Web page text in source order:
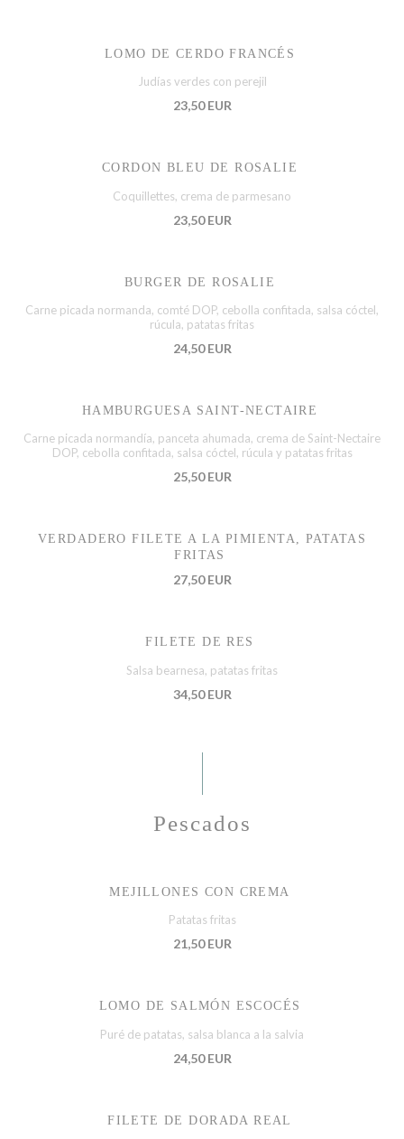
LOMO DE CERDO FRANCÉS
Judías verdes con perejil
23,50 EUR
CORDON BLEU DE ROSALIE
Coquillettes, crema de parmesano
23,50 EUR
BURGER DE ROSALIE
Carne picada normanda, comté DOP, cebolla confitada, salsa cóctel,
rúcula, patatas fritas
24,50 EUR
HAMBURGUESA SAINT-NECTAIRE
Carne picada normandía, panceta ahumada, crema de Saint-Nectaire
DOP, cebolla confitada, salsa cóctel, rúcula y patatas fritas
25,50 EUR
VERDADERO FILETE A LA PIMIENTA, PATATAS
FRITAS
27,50 EUR
FILETE DE RES
Salsa bearnesa, patatas fritas
34,50 EUR
Pescados
MEJILLONES CON CREMA
Patatas fritas
21,50 EUR
LOMO DE SALMÓN ESCOCÉS
Puré de patatas, salsa blanca a la salvia
24,50 EUR
FILETE DE DORADA REAL